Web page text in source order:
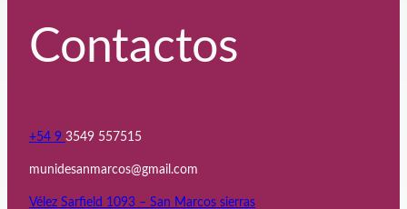
Contactos
+54 9 3549 557515
munidesanmarcos@gmail.com
Vélez Sarfield 1093 – San Marcos sierras